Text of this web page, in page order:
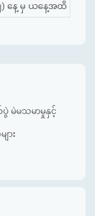
) နေ့ မှ ယနေ့အထိ
မဲမသမာမှုနှင့်
ား